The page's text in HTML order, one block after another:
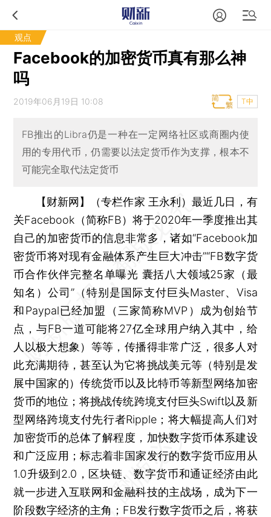
观点
Facebook的加密货币真有那么神
吗
2019年06月19日 10:08 T中
FB推出的Libra仍是一种在一定网络社区或商圈内使
用的专用代币，仍需要以法定货币作为支撑，根本不
可能完全取代法定货币
【财新网】（专栏作家 王永利）最近几日，有
关Facebook（简称FB）将于2020年一季度推出其
自己的加密货币的信息非常多，诸如“Facebook加
密货币将对现有金融体系产生巨大冲击”“FB数字货
币合作伙伴完整名单曝光 囊括八大领域25家（最
知名）公司”（特别是国际支付巨头Master、Visa
和Paypal已经加盟（三家简称MVP）成为创始节
点，与FB一道可能将27亿全球用户纳入其中，给
人以极大想象）等等，传播得非常广泛，很多人对
此充满期待，甚至认为它将挑战美元等（特别是发
展中国家的）传统货币以及比特币等新型网络加密
货币的地位；将挑战传统跨境支付巨头Swift以及新
型网络跨境支付先行者Ripple；将大幅提高人们对
加密货币的总体了解程度，加快数字货币体系建设
和广泛应用；标志着非国家发行的数字货币应用从
1.0升级到2.0，区块链、数字货币和通证经济由此
就一步进入互联网和金融科技的主战场，成为下一
阶段数字经济的主角；FB发行数字货币之后，将获